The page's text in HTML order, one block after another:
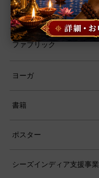
プージャー・サービス
ファブリック
ヨーガ
書籍
ポスター
シーズインディア支援事業